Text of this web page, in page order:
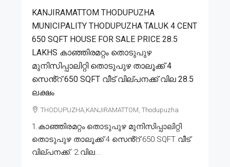
KANJIRAMATTOM THODUPUZHA
MUNICIPALITY THODUPUZHA TALUK 4 CENT
650 SQFT HOUSE FOR SALE PRICE 28.5
LAKHS കാഞ്ഞിരമറ്റം തൊടുപുഴ
മുനിസിപ്പാലിറ്റി തൊടുപുഴ താലൂക്ക് 4
സെൻ്റ് 650 SQFT വീട് വില്പനക്ക് വില 28.5
ലക്ഷം
THODUPUZHA,KANJIRAMATTOM, Thodupuzha
1.കാഞ്ഞിരമറ്റം തൊടുപുഴ മുനിസിപ്പാലിറ്റി
തൊടുപുഴ താലൂക്ക് 4 സെൻ്റ് 650 SQFT വീട്
വില്പനക്ക്. 2.വില...